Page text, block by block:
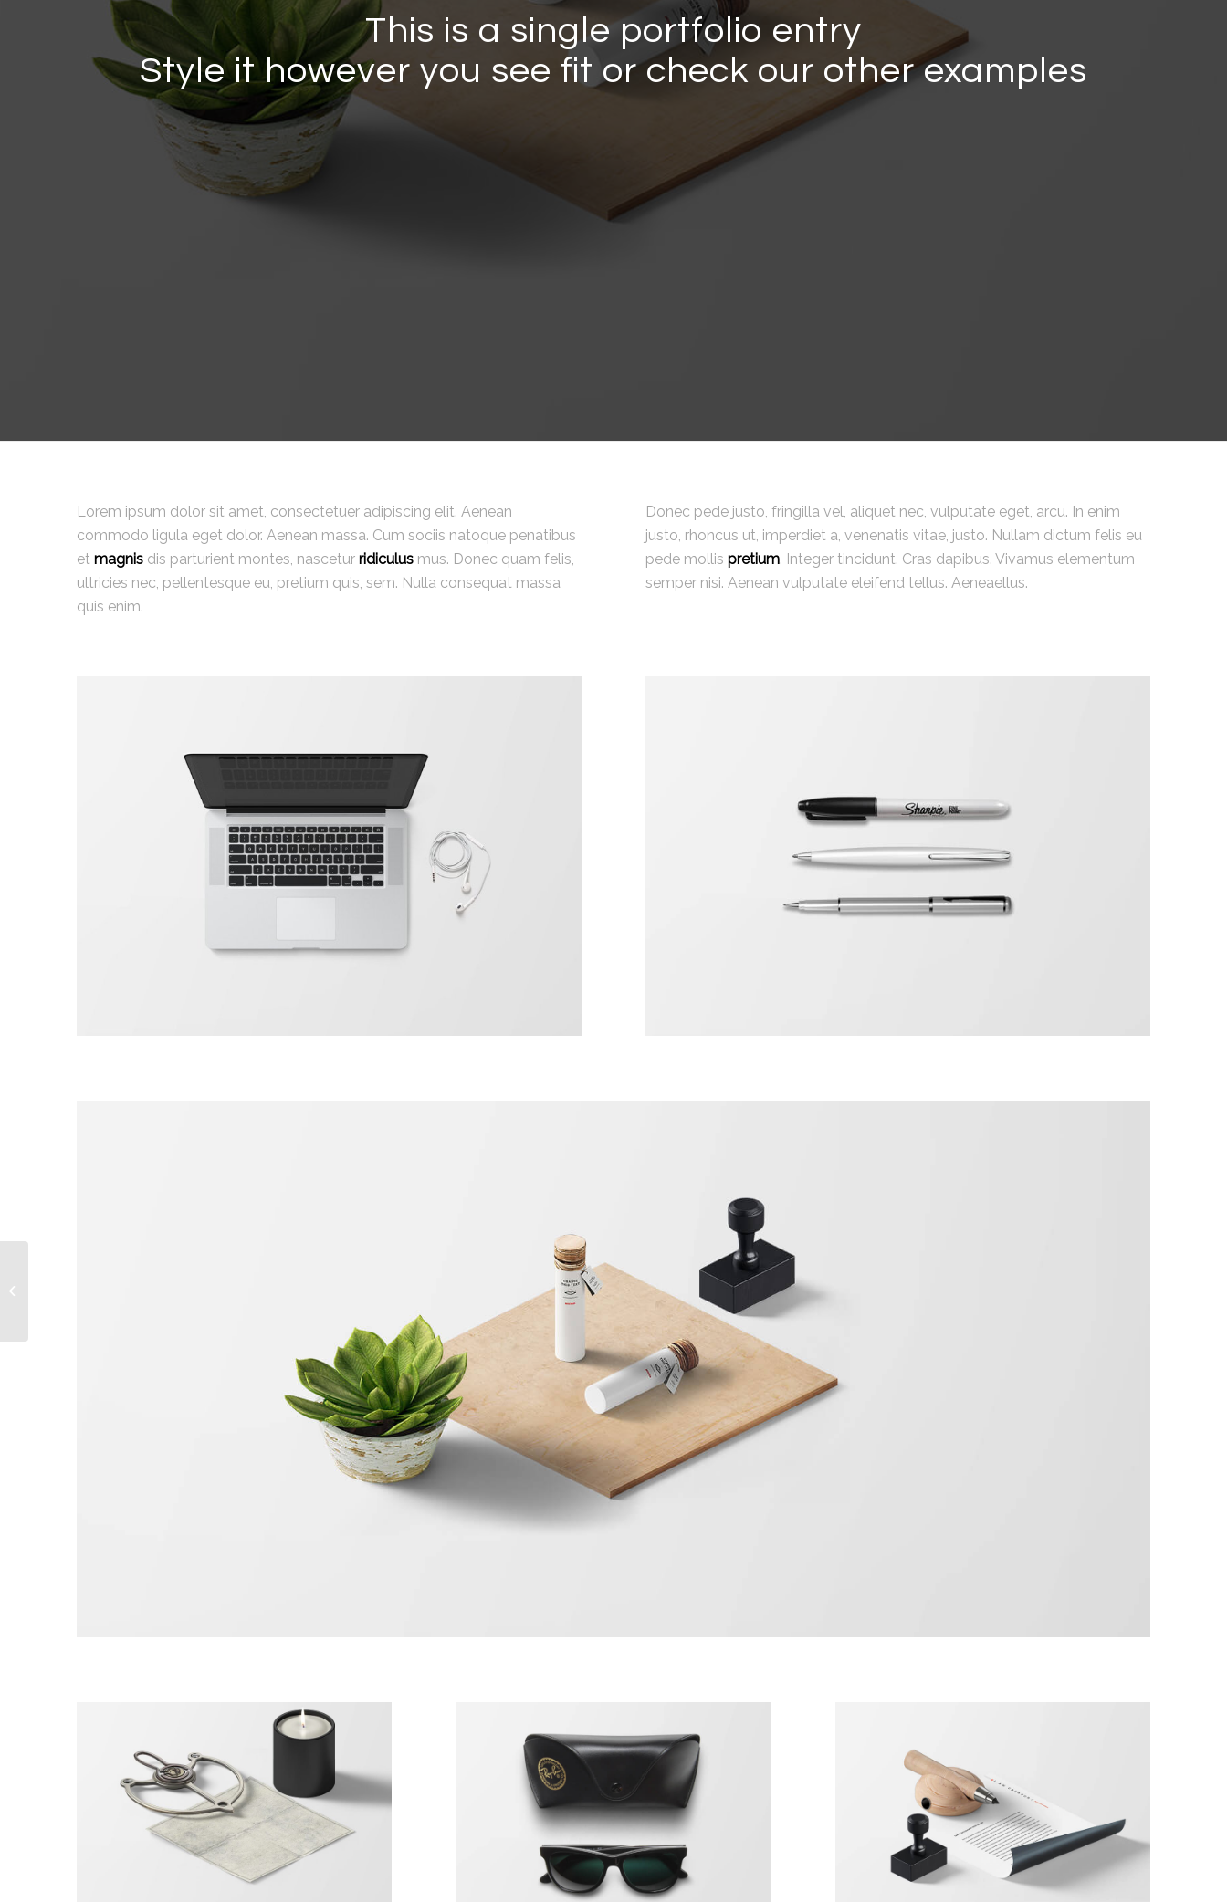
This is a single portfolio entry
Style it however you see fit or check our other examples
Lorem ipsum dolor sit amet, consectetuer adipiscing elit. Aenean
commodo ligula eget dolor. Aenean massa. Cum sociis natoque penatibus
et magnisdis parturient montes, nascetur ridiculusmus. Donec quam felis,
ultricies nec, pellentesque eu, pretium quis, sem. Nulla consequat massa
quis enim.
Donec pede justo, fringilla vel, aliquet nec, vulputate eget, arcu. In enim
justo, rhoncus ut, imperdiet a, venenatis vitae, justo. Nullam dictum felis eu
pede mollispretium. Integer tincidunt. Cras dapibus. Vivamus elementum
semper nisi. Aenean vulputate eleifend tellus. Aeneaellus.